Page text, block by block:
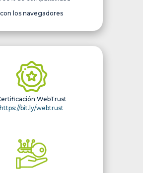
con los navegadores
WebTrust
https://bit.ly/webtrust